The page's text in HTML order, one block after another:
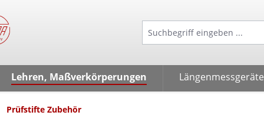
Lehren, Maßverkörperungen Längenmessgeräte
Prüfstifte Zubehör